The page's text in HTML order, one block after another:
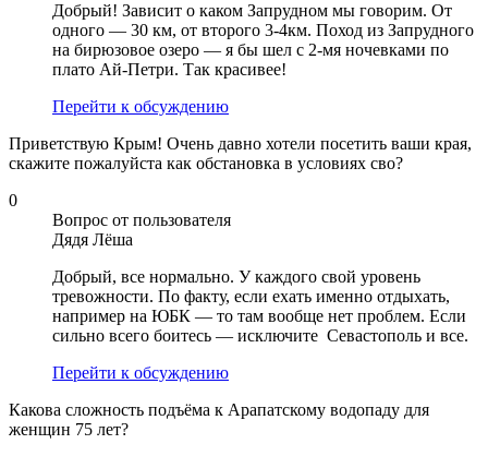
Добрый! Зависит о каком Запрудном мы говорим. От
одного — 30 км, от второго 3-4км. Поход из Запрудного
на бирюзовое озеро — я бы шел с 2-мя ночевками по
плато Ай-Петри. Так красивее!
Перейти к обсуждению
Приветствую Крым! Очень давно хотели посетить ваши края,
скажите пожалуйста как обстановка в условиях сво?
0
Вопрос от пользователя
Дядя Лёша
Добрый, все нормально. У каждого свой уровень
тревожности. По факту, если ехать именно отдыхать,
например на ЮБК — то там вообще нет проблем. Если
сильно всего боитесь — исключите Севастополь и все.
Перейти к обсуждению
Какова сложность подъёма к Арапатскому водопаду для
женщин 75 лет?